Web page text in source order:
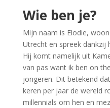
Wie ben je?
Mijn naam is Elodie,
Utrecht en spreek dankzij
Hij komt namelijk uit
van pas want ik ben on
jongeren. Dit betekend
keren per jaar de wereld
millennials om hen en